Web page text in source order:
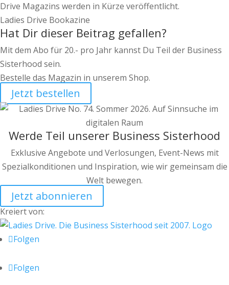
Drive Magazins werden in Kürze veröffentlicht.
Ladies Drive Bookazine
Hat Dir dieser Beitrag gefallen?
Mit dem Abo für 20.- pro Jahr kannst Du Teil der Business
Sisterhood sein.
Bestelle das Magazin in unserem Shop.
Jetzt bestellen
Werde Teil unserer Business Sisterhood
Exklusive Angebote und Verlosungen, Event-News mit
Spezialkonditionen und Inspiration, wie wir gemeinsam die
Welt bewegen.
Jetzt abonnieren
Kreiert von:
Folgen
Folgen